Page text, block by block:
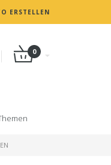
ERSTELLEN
0